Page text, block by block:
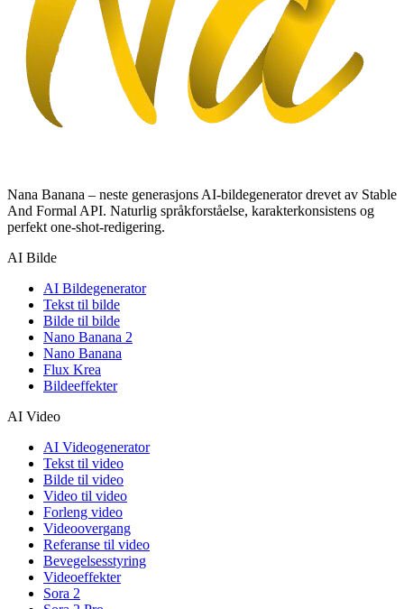
Nana Banana – neste generasjons AI-bildegenerator drevet av Stable
And Formal API. Naturlig språkforståelse, karakterkonsistens og
perfekt one-shot-redigering.
AI Bilde
AI Bildegenerator
Tekst til bilde
Bilde til bilde
Nano Banana 2
Nano Banana
Flux Krea
Bildeeffekter
AI Video
AI Videogenerator
Tekst til video
Bilde til video
Video til video
Forleng video
Videoovergang
Referanse til video
Bevegelsesstyring
Videoeffekter
Sora 2